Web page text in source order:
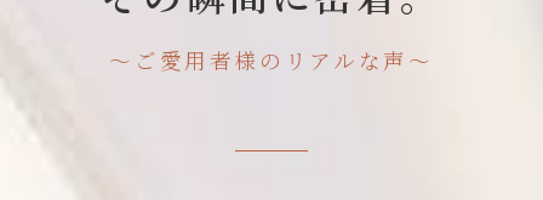
〜ご愛用者様のリアルな声〜